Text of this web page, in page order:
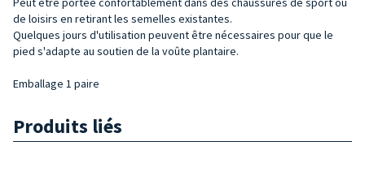
de loisirs en retirant les semelles existantes.
Quelques jours d'utilisation peuvent être nécessaires pour que le
pied s'adapte au soutien de la voûte plantaire.
Emballage 1 paire
Produits liés